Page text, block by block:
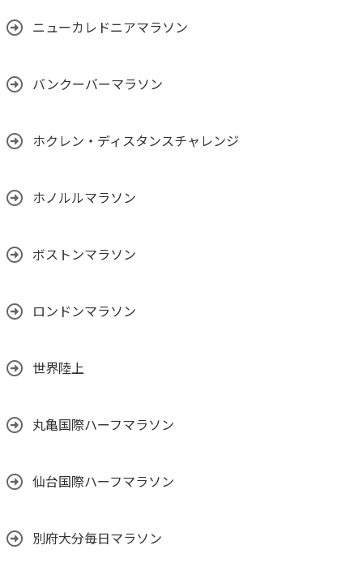
ニューカレドニアマラソン
バンクーバーマラソン
ホクレン・ディスタンスチャレンジ
ホノルルマラソン
ボストンマラソン
ロンドンマラソン
世界陸上
丸亀国際ハーフマラソン
仙台国際ハーフマラソン
別府大分毎日マラソン